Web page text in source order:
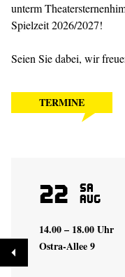
unterm
Spielzeit 2026/2027!
Seien Sie dabei, wir
TERMINE
22 Sa
Aug
14.00 – 18.00 Uhr
Ostra-Allee 9